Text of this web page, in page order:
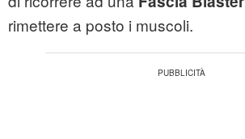
rimettere a posto i muscoli.